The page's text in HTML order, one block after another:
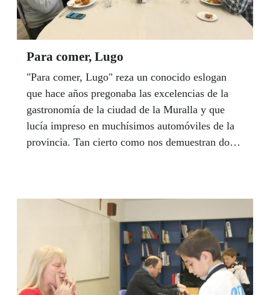
Para comer, Lugo
"Para comer, Lugo" reza un conocido eslogan
que hace años pregonaba las excelencias de la
gastronomía de la ciudad de la Muralla y que
lucía impreso en muchísimos automóviles de la
provincia. Tan cierto como nos demuestran dos
excepcionales.